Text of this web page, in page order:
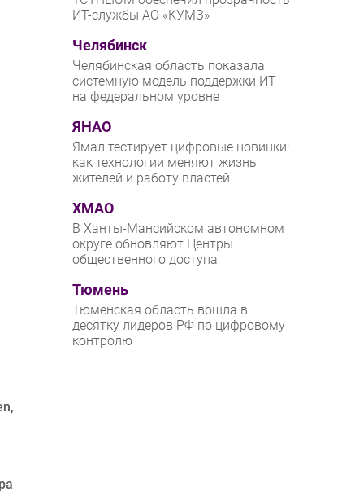
IT класс
Тестовый стенд
Каталог компаний
ИТ-службы АО «КУМЗ»
Челябинск
Челябинская область показала
системную модель поддержки ИТ
на федеральном уровне
ЯНАО
Ямал тестирует цифровые новинки:
как технологии меняют жизнь
жителей и работу властей
ХМАО
В Ханты-Мансийском автономном
округе обновляют Центры
общественного доступа
Тюмень
Тюменская область вошла в
десятку лидеров РФ по цифровому
контролю